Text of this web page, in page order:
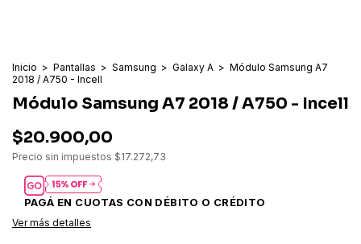
Inicio > Pantallas > Samsung > Galaxy A > Módulo Samsung A7
2018 / A750 - Incell
Módulo Samsung A7 2018 / A750 - Incell
$20.900,00
Precio sin impuestos $17.272,73
Ver más detalles